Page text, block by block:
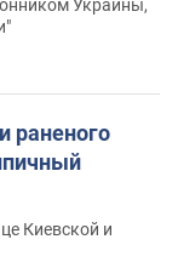
Украины,
раненого
Киевской и